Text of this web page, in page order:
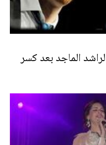
الماجد بعد كسر